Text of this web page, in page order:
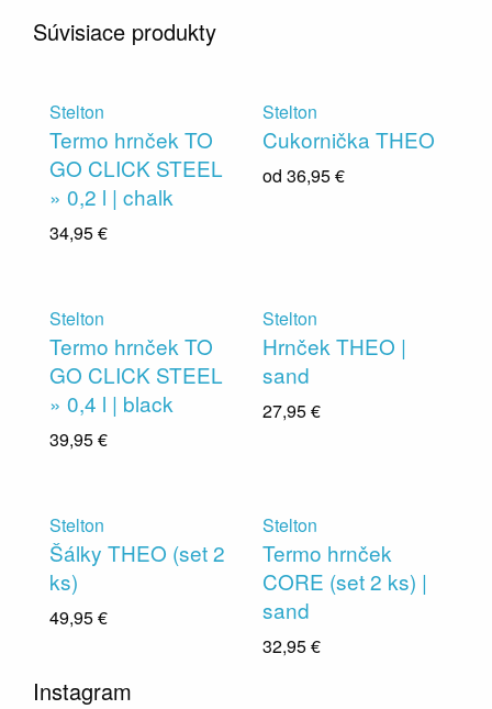
Súvisiace produkty
Stelton
Termo hrnček TO
GO CLICK STEEL
» 0,2 l | chalk
34,95 €
Stelton
Cukornička THEO
od 36,95 €
Stelton
Termo hrnček TO
GO CLICK STEEL
» 0,4 l | black
39,95 €
Stelton
Hrnček THEO |
sand
27,95 €
Stelton
Šálky THEO (set 2
ks)
49,95 €
Stelton
Termo hrnček
CORE (set 2 ks) |
sand
32,95 €
Instagram